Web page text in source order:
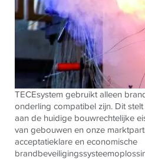
TECEsystem gebruikt alleen
onderling compatibel zijn. Dit
aan de huidige bouwrechtelijke
van gebouwen en onze
acceptatieklare en economische